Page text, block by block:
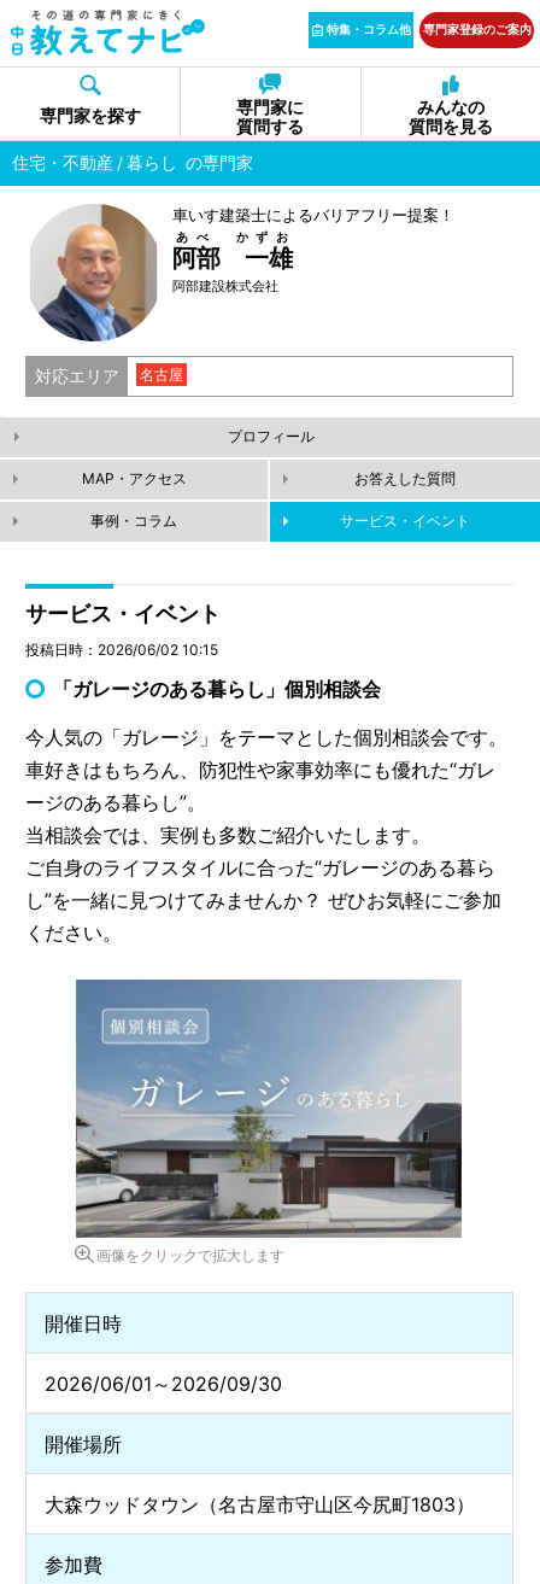
特集・コラム他 専門家登録のご案内
専門家を探す
専門家に
質問する
みんなの
質問を見る
住宅・不動産
暮らし の専門家
車いす建築士によるバリアフリー提案！
阿部 一雄
あべ かずお
阿部建設株式会社
対応エリア 名古屋
プロフィール
MAP・アクセス お答えした質問
事例・コラム サービス・イベント
サービス・イベント
投稿日時：2026/06/02 10:15
「ガレージのある暮らし」個別相談会
今人気の「ガレージ」をテーマとした個別相談会です。
車好きはもちろん、防犯性や家事効率にも優れた“ガレ
ージのある暮らし”。
当相談会では、実例も多数ご紹介いたします。
ご自身のライフスタイルに合った“ガレージのある暮ら
し”を一緒に見つけてみませんか？ ぜひお気軽にご参加
ください。
画像をクリックで拡大します
開催日時
2026/06/01～2026/09/30
開催場所
大森ウッドタウン（名古屋市守山区今尻町1803）
参加費